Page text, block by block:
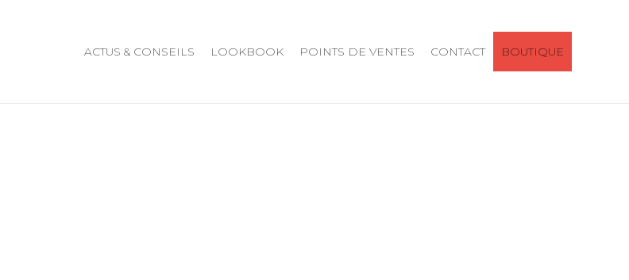
ACTUS & CONSEILS LOOKBOOK POINTS DE VENTES CONTACT BOUTIQUE